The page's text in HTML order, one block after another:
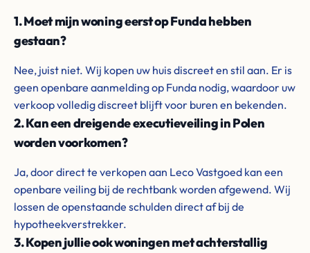
1. Moet mijn woning eerst op Funda hebben
gestaan?
Nee, juist niet. Wij kopen uw huis discreet en stil aan. Er is
geen openbare aanmelding op Funda nodig, waardoor uw
verkoop volledig discreet blijft voor buren en bekenden.
2. Kan een dreigende executieveiling in Polen
worden voorkomen?
Ja, door direct te verkopen aan Leco Vastgoed kan een
openbare veiling bij de rechtbank worden afgewend. Wij
lossen de openstaande schulden direct af bij de
hypotheekverstrekker.
3. Kopen jullie ook woningen met achterstallig